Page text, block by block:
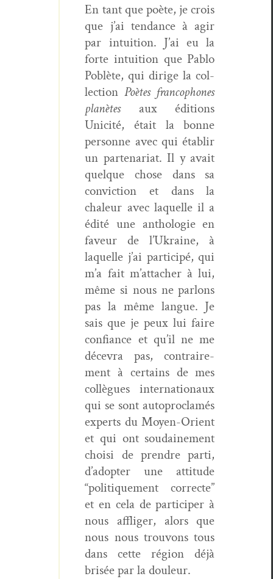
En tant que poète, je crois
que j’ai ten­dance à agir
par intu­ition. J’ai eu la
forte intu­ition que Pablo
Poblète, qui dirige la col­
lec­tion Poètes fran­coph­o­nes
planètesaux édi­tions
Unic­ité, était la bonne
per­son­ne avec qui établir
un parte­nar­i­at. Il y avait
quelque chose dans sa
con­vic­tion et dans la
chaleur avec laque­lle il a
édité une antholo­gie en
faveur de l’Ukraine, à
laque­lle j’ai par­ticipé, qui
m’a fait m’at­tach­er à lui,
même si nous ne par­lons
pas la même langue. Je
sais que je peux lui faire
con­fi­ance et qu’il ne me
décevra pas, con­traire­
ment à cer­tains de mes
col­lègues inter­na­tionaux
qui se sont auto­proclamés
experts du Moyen-Ori­ent
et qui ont soudaine­ment
choisi de pren­dre par­ti,
d’adopter une atti­tude
“poli­tique­ment cor­recte”
et en cela de par­ticiper à
nous affliger, alors que
nous nous trou­vons tous
dans cette région déjà
brisée par la douleur.